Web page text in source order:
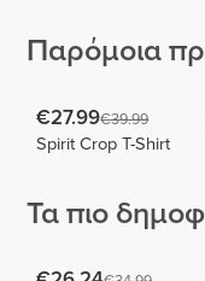
Παρόμοια
€27.99€39.99
Spirit Crop T-Shirt
Τα πιο